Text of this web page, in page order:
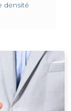
densité